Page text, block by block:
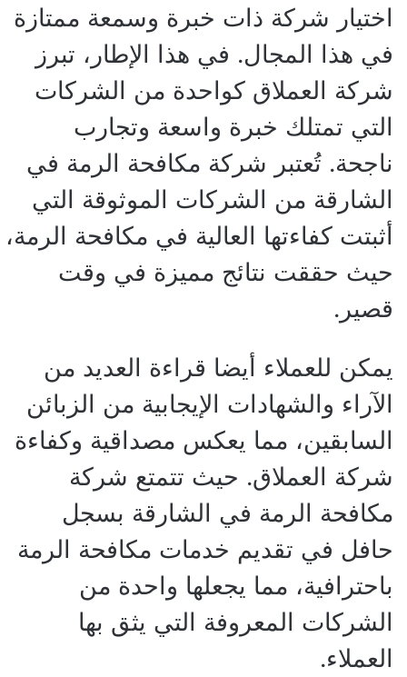
اختيار شركة ذات خبرة وسمعة ممتازة
في هذا المجال. في هذا الإطار، تبرز
شركة العملاق كواحدة من الشركات
التي تمتلك خبرة واسعة وتجارب
ناجحة. تُعتبر شركة مكافحة الرمة في
الشارقة من الشركات الموثوقة التي
أثبتت كفاءتها العالية في مكافحة الرمة،
حيث حققت نتائج مميزة في وقت
قصير.
يمكن للعملاء أيضا قراءة العديد من
الآراء والشهادات الإيجابية من الزبائن
السابقين، مما يعكس مصداقية وكفاءة
شركة العملاق. حيث تتمتع شركة
مكافحة الرمة في الشارقة بسجل
حافل في تقديم خدمات مكافحة الرمة
باحترافية، مما يجعلها واحدة من
الشركات المعروفة التي يثق بها
العملاء.